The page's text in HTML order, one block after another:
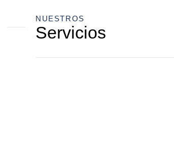
NUESTROS
Servicios